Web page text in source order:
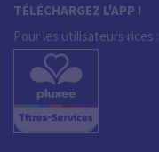
TÉLÉCHARGEZ L'APP !
Pour les utilisateurs·rices :